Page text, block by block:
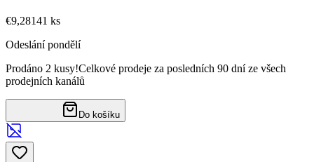
€9,28141 ks
Odeslání pondělí
Prodáno 2 kusy!Celkové prodeje za posledních 90 dní ze všech
prodejních kanálů
Do košíku